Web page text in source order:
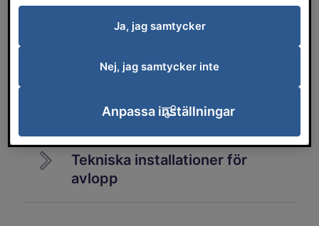
spillvatten
Så här renar vi spillvatten
Tekniska installationer för
avlopp
Ja, jag samtycker
Nej, jag samtycker inte
Anpassa inställningar